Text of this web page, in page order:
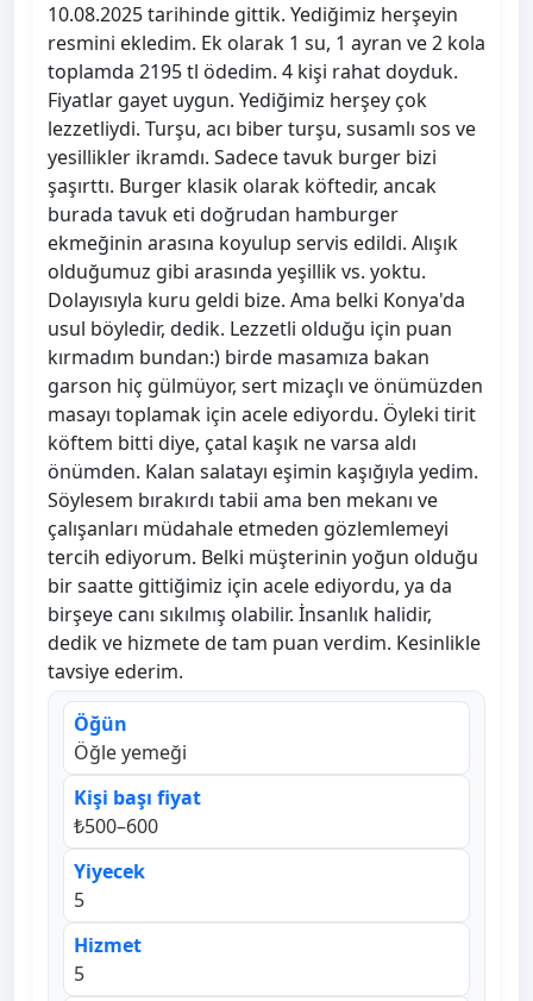
10.08.2025 tarihinde gittik. Yediğimiz herşeyin
resmini ekledim. Ek olarak 1 su, 1 ayran ve 2 kola
toplamda 2195 tl ödedim. 4 kişi rahat doyduk.
Fiyatlar gayet uygun. Yediğimiz herşey çok
lezzetliydi. Turşu, acı biber turşu, susamlı sos ve
yesillikler ikramdı. Sadece tavuk burger bizi
şaşırttı. Burger klasik olarak köftedir, ancak
burada tavuk eti doğrudan hamburger
ekmeğinin arasına koyulup servis edildi. Alışık
olduğumuz gibi arasında yeşillik vs. yoktu.
Dolayısıyla kuru geldi bize. Ama belki Konya'da
usul böyledir, dedik. Lezzetli olduğu için puan
kırmadım bundan:) birde masamıza bakan
garson hiç gülmüyor, sert mizaçlı ve önümüzden
masayı toplamak için acele ediyordu. Öyleki tirit
köftem bitti diye, çatal kaşık ne varsa aldı
önümden. Kalan salatayı eşimin kaşığıyla yedim.
Söylesem bırakırdı tabii ama ben mekanı ve
çalışanları müdahale etmeden gözlemlemeyi
tercih ediyorum. Belki müşterinin yoğun olduğu
bir saatte gittiğimiz için acele ediyordu, ya da
birşeye canı sıkılmış olabilir. İnsanlık halidir,
dedik ve hizmete de tam puan verdim. Kesinlikle
tavsiye ederim.
Öğün
Öğle yemeği
Kişi başı fiyat
₺500–600
Yiyecek
5
Hizmet
5